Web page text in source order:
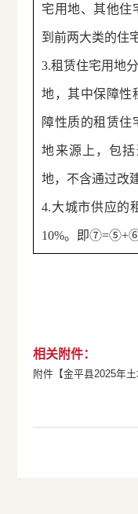
宅用地、其他住
到前两大类的住
3.租赁住宅用地
地，其中保障性
障性质的租赁住
地来源上，包
地，不含通过改
4.大城市供应的
10%。即
相关附件：
附件【金平县2025年